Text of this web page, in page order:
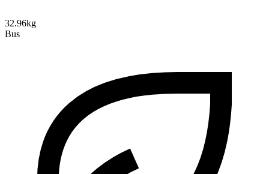
32.96kg
Bus